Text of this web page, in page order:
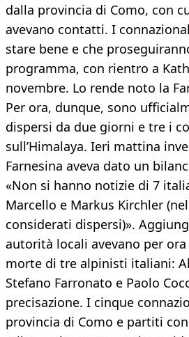
dalla provincia di Como, con
avevano contatti. I
stare bene e che
programma, con rientro a
novembre. Lo rende noto la
Per ora, dunque, sono
dispersi da due giorni e tre i
sull’Himalaya. Ieri mattina
Farnesina aveva dato un
«Non si hanno notizie di 7
Marcello e Markus Kirchler
considerati dispersi)».
autorità locali avevano per
morte di tre alpinisti italiani:
Stefano Farronato e Paolo
precisazione. I cinque
provincia di Como e partiti con